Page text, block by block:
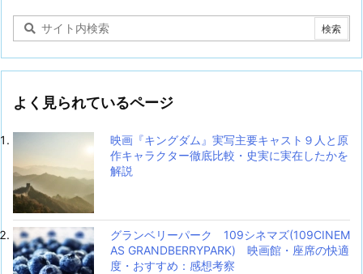
よく見られているページ
映画『キングダム』実写主要キャスト９人と原
作キャラクター徹底比較・史実に実在したかを
解説
グランベリーパーク 109シネマズ(109CINEM
AS GRANDBERRYPARK) 映画館・座席の快適
度・おすすめ：感想考察